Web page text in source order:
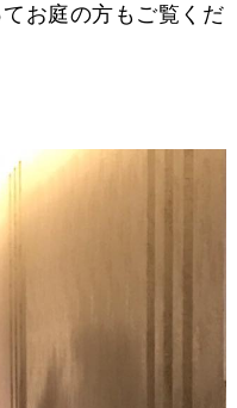
お庭の方もご覧くだ